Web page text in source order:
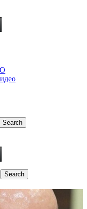
Search
Search